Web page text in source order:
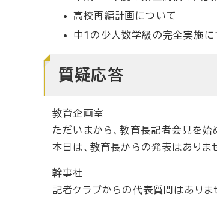
高校再編計画について
中1の少人数学級の完全実施に
質疑応答
教育企画室
ただいまから、教育長記者会見を始
本日は、教育長からの発表はありま
幹事社
記者クラブからの代表質問はありま